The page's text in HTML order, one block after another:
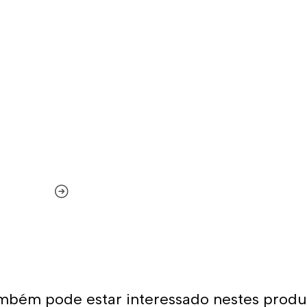
pode estar interessado nestes